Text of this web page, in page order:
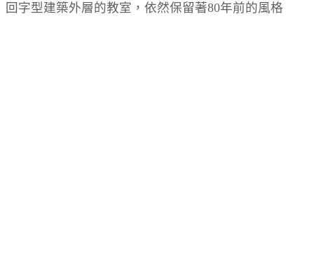
回字型建築外層的教室，依然保留著80年前的風格